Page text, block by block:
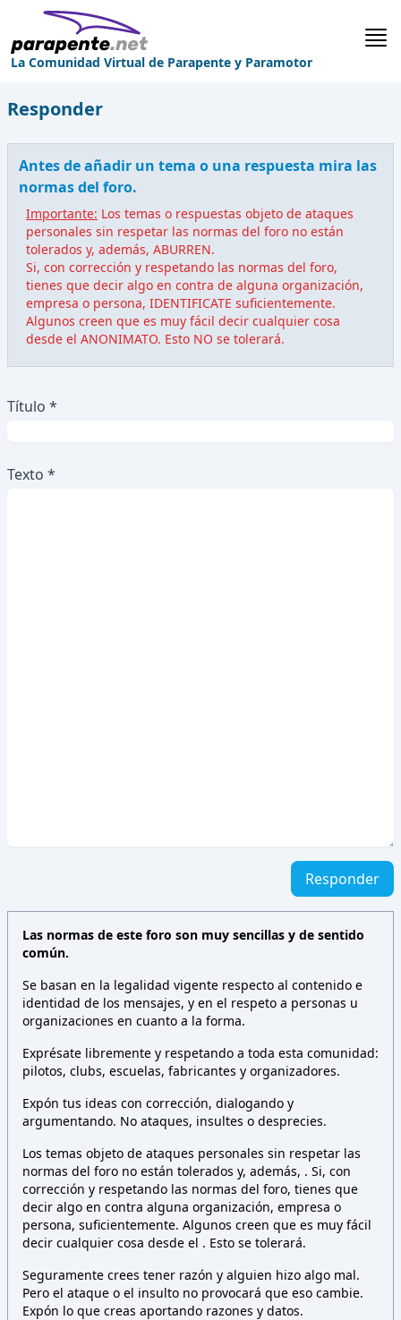
La Comunidad Virtual de Parapente y Paramotor
Responder
Antes de añadir un tema o una respuesta mira las
normas del foro.
Importante: Los temas o respuestas objeto de ataques
personales sin respetar las normas del foro no están
tolerados y, además, ABURREN.
Si, con corrección y respetando las normas del foro,
tienes que decir algo en contra de alguna organización,
empresa o persona, IDENTIFICATE suficientemente.
Algunos creen que es muy fácil decir cualquier cosa
desde el ANONIMATO. Esto NO se tolerará.
Título *
Texto *
Responder
Las normas de este foro son muy sencillas y de sentido
común.
Se basan en la legalidad vigente respecto al contenido e
identidad de los mensajes, y en el respeto a personas u
organizaciones en cuanto a la forma.
Exprésate libremente y respetando a toda esta comunidad:
pilotos, clubs, escuelas, fabricantes y organizadores.
Expón tus ideas con corrección, dialogando y
argumentando. No ataques, insultes o desprecies.
Los temas objeto de ataques personales sin respetar las
normas del foro no están tolerados y, además, . Si, con
corrección y respetando las normas del foro, tienes que
decir algo en contra alguna organización, empresa o
persona, suficientemente. Algunos creen que es muy fácil
decir cualquier cosa desde el . Esto se tolerará.
Seguramente crees tener razón y alguien hizo algo mal.
Pero el ataque o el insulto no provocará que eso cambie.
Expón lo que creas aportando razones y datos.